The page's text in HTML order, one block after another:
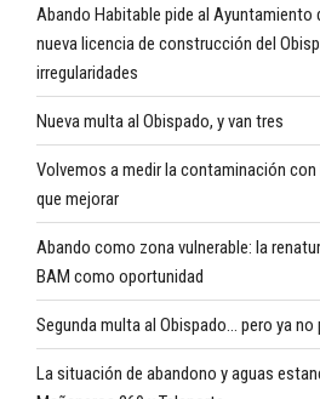
Abando Habitable pide al Ayuntamiento
nueva licencia de construcción del
irregularidades
Nueva multa al Obispado, y van tres
Volvemos a medir la contaminación
que mejorar
Abando como zona vulnerable: la
BAM como oportunidad
Segunda multa al Obispado… pero ya no
La situación de abandono y aguas